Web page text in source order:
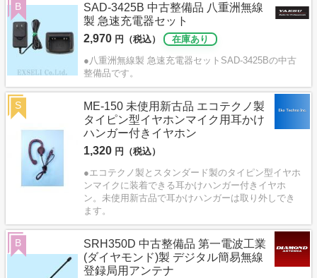
SAD-3425B 中古整備品 八重洲無線
製 急速充電器セット
2,970 円（税込）
在庫あり
●八重洲無線製 急速充電器セットSAD-3425Bの中古
整備品です。
B
ME-150 未使用新古品 エコテクノ製
タイピン型イヤホンマイク用耳かけ
ハンガー付きイヤホン
1,320 円（税込）
●エコテクノ製とスタンダード製のタイピン型イヤホ
ンマイクに装着できる耳かけハンガー付きイヤホ
ン。未使用新古品で耳かけハンガーは取り外しでき
ます。
S
SRH350D 中古整備品 第一電波工業
(ダイヤモンド)製 デジタル簡易無線
登録局用アンテナ
B